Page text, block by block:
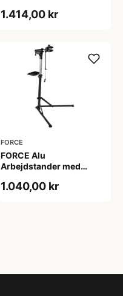
1.414,00 kr
FORCE
FORCE Alu
Arbejdstander med
1.040,00 kr